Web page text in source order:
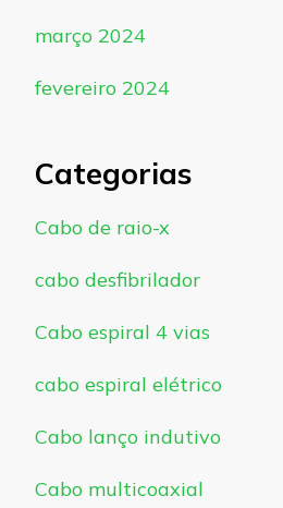
março 2024
fevereiro 2024
Categorias
Cabo de raio-x
cabo desfibrilador
Cabo espiral 4 vias
cabo espiral elétrico
Cabo lanço indutivo
Cabo multicoaxial